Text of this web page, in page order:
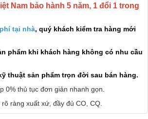
Nam bảo hành 5 năm, 1 đổi 1 trong
tại nhà, quý khách kiểm tra hàng mới
phẩm khi khách hàng không có nhu cầu
thuật sản phẩm trọn đời sau bán hàng.
0% thủ tục đơn giản nhanh gọn.
ràng xuất xứ, đầy đủ CO, CQ.